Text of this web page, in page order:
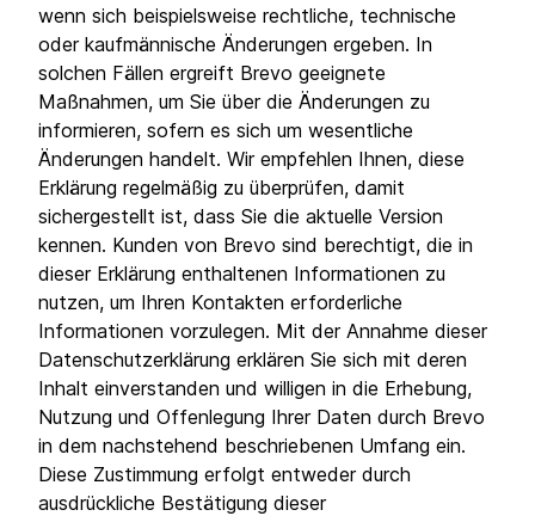
wenn sich beispielsweise rechtliche, technische
oder kaufmännische Änderungen ergeben. In
solchen Fällen ergreift Brevo geeignete
Maßnahmen, um Sie über die Änderungen zu
informieren, sofern es sich um wesentliche
Änderungen handelt. Wir empfehlen Ihnen, diese
Erklärung regelmäßig zu überprüfen, damit
sichergestellt ist, dass Sie die aktuelle Version
kennen. Kunden von Brevo sind berechtigt, die in
dieser Erklärung enthaltenen Informationen zu
nutzen, um Ihren Kontakten erforderliche
Informationen vorzulegen. Mit der Annahme dieser
Datenschutzerklärung erklären Sie sich mit deren
Inhalt einverstanden und willigen in die Erhebung,
Nutzung und Offenlegung Ihrer Daten durch Brevo
in dem nachstehend beschriebenen Umfang ein.
Diese Zustimmung erfolgt entweder durch
ausdrückliche Bestätigung dieser